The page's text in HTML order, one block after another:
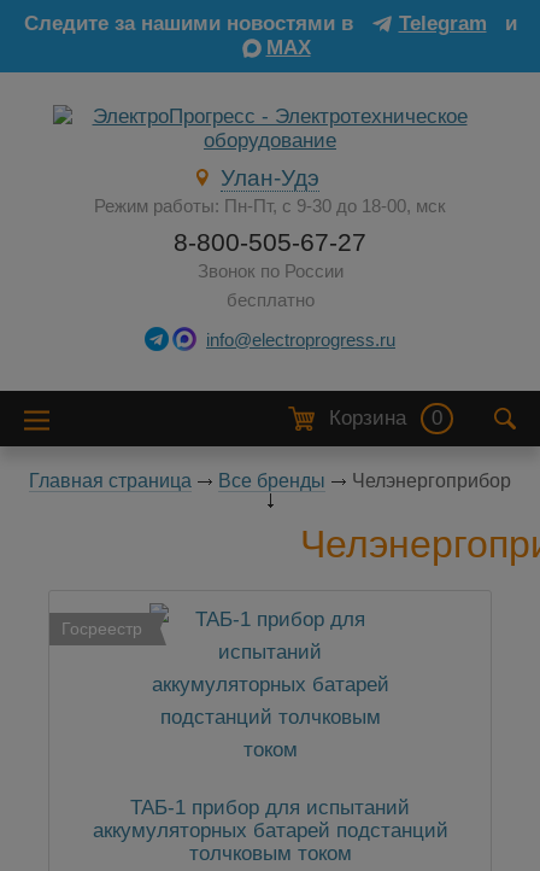
Следите за нашими новостями в Telegram
и
MAX
Улан-Удэ
Режим работы: Пн-Пт, с 9-30 до 18-00, мск
8-800-505-67-27
Звонок по России
бесплатно
info@electroprogress.ru
Корзина 0
Главная страница Все бренды Челэнергоприбор
Госреестр
ТАБ-1 прибор для испытаний
аккумуляторных батарей подстанций
толчковым током